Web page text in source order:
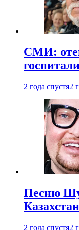
СМИ:
2 года спустя2
Песню
2 года спустя2